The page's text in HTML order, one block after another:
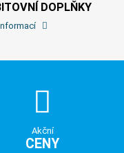
DOPLŇKY
Akční
CENY